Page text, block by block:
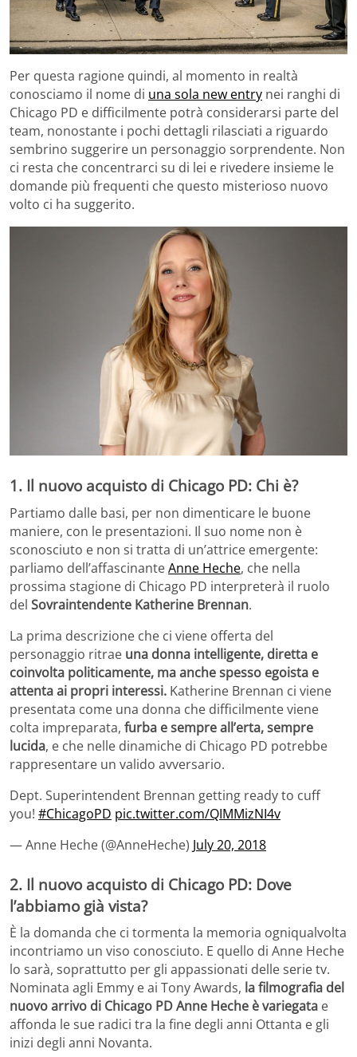
Per questa ragione quindi, al momento in realtà
conosciamo il nome di una sola new entry nei ranghi di
Chicago PD e difficilmente potrà considerarsi parte del
team, nonostante i pochi dettagli rilasciati a riguardo
sembrino suggerire un personaggio sorprendente. Non
ci resta che concentrarci su di lei e rivedere insieme le
domande più frequenti che questo misterioso nuovo
volto ci ha suggerito.
1. Il nuovo acquisto di Chicago PD: Chi è?
Partiamo dalle basi, per non dimenticare le buone
maniere, con le presentazioni. Il suo nome non è
sconosciuto e non si tratta di un’attrice emergente:
parliamo dell’affascinanteAnne Heche, che nella
prossima stagione di Chicago PD interpreterà il ruolo
del Sovraintendente Katherine Brennan.
La prima descrizione che ci viene offerta del
personaggio ritrae una donna intelligente, diretta e
coinvolta politicamente, ma anche spesso egoista e
attenta ai propri interessi. Katherine Brennan ci viene
presentata come una donna che difficilmente viene
colta impreparata, furba e sempre all’erta, sempre
lucida, e che nelle dinamiche di Chicago PD potrebbe
rappresentare un valido avversario.
Dept. Superintendent Brennan getting ready to cuff
you! #ChicagoPD pic.twitter.com/QIMMizNI4v
— Anne Heche (@AnneHeche) July 20, 2018
2. Il nuovo acquisto di Chicago PD: Dove
l’abbiamo già vista?
È la domanda che ci tormenta la memoria ogniqualvolta
incontriamo un viso conosciuto. E quello di Anne Heche
lo sarà, soprattutto per gli appassionati delle serie tv.
Nominata agli Emmy e ai Tony Awards, la filmografia del
nuovo arrivo di Chicago PD Anne Heche è variegata e
affonda le sue radici tra la fine degli anni Ottanta e gli
inizi degli anni Novanta.